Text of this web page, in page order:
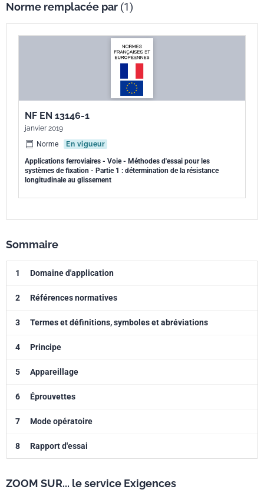
Norme remplacée par (1)
NF EN 13146-1
janvier 2019
Norme
En vigueur
Applications ferroviaires - Voie - Méthodes d'essai pour les
systèmes de fixation - Partie 1 : détermination de la résistance
longitudinale au glissement
Sommaire
1 Domaine d'application
2 Références normatives
3 Termes et définitions, symboles et abréviations
4 Principe
5 Appareillage
6 Éprouvettes
7 Mode opératoire
8 Rapport d'essai
ZOOM SUR... le service Exigences